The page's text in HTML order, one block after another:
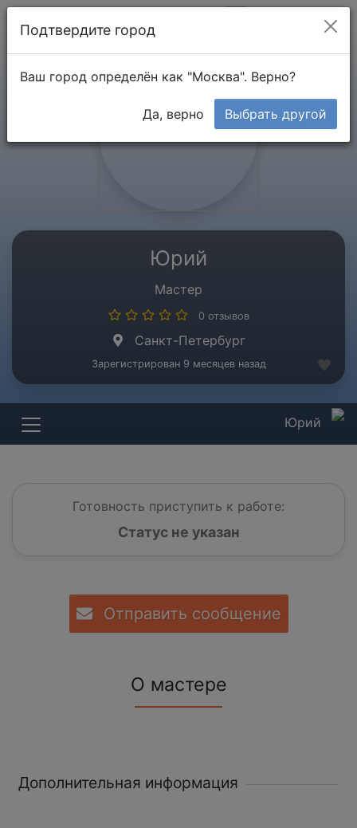
Юрий
Мастер
0 отзывов
Санкт-Петербург
Зарегистрирован 9 месяцев назад
Юрий
Готовность приступить к работе:
Статус не указан
Отправить сообщение
О мастере
Дополнительная информация
Подтвердите город
Ваш город определён как "Москва". Верно?
Да, верно Выбрать другой